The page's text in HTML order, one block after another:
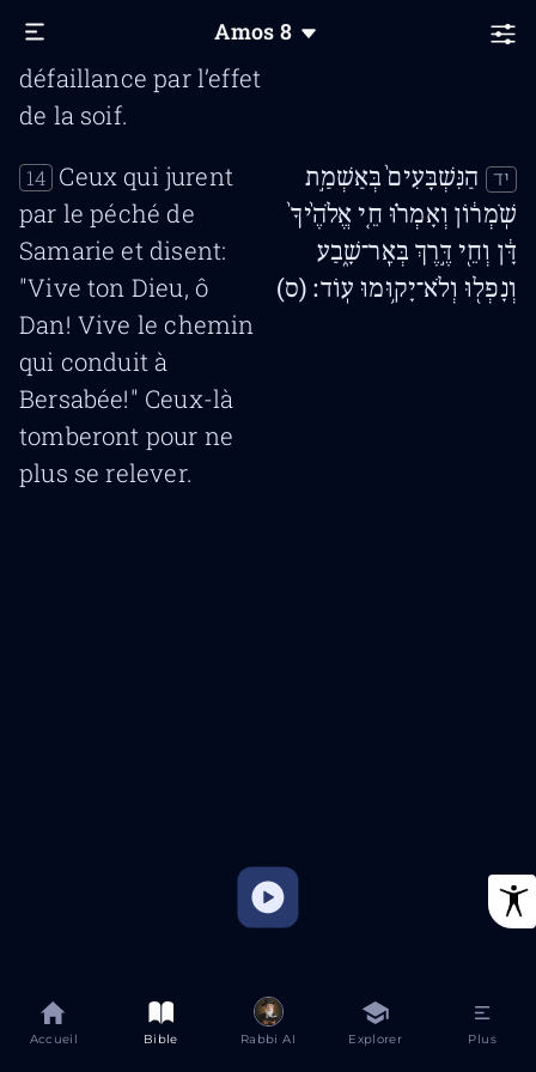
Amos 8
tomberont en
défaillance par l’effet
de la soif.
יד
הַנִּשְׁבָּעִים֙ בְּאַשְׁמַ֣ת
שֹֽׁמְר֔וֹן וְאָמְר֗וּ חֵ֤י אֱלֹהֶ֙יךָ֙
דָּ֔ן וְחֵ֖י דֶּ֣רֶךְ בְּאֵֽר־שָׁ֑בַע
וְנָפְל֖וּ וְלֹא־יָק֥וּמוּ עֽוֹד׃ (ס)
14 Ceux qui jurent
par le péché de
Samarie et disent:
"Vive ton Dieu, ô
Dan! Vive le chemin
qui conduit à
Bersabée!" Ceux-là
tomberont pour ne
plus se relever.
Accueil Bible Rabbi AI Explorer Plus